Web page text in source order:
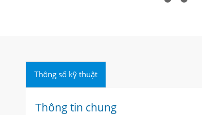
Thông số kỹ thuật
Thông tin chung